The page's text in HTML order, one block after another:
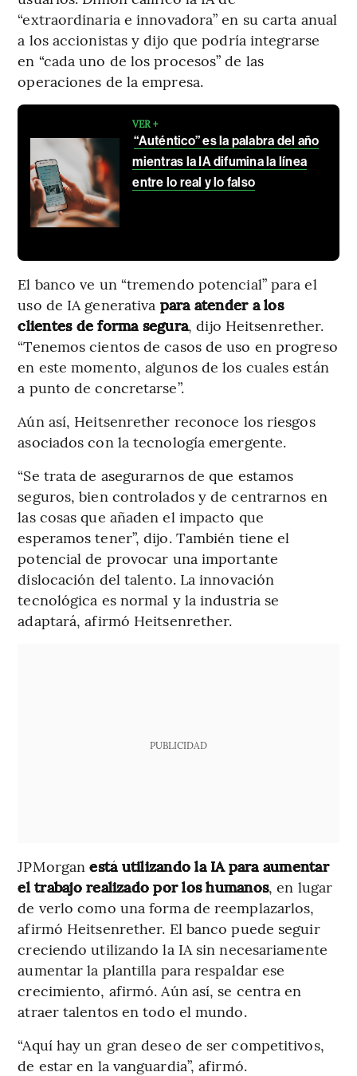
“extraordinaria e innovadora” en su carta anual
a los accionistas y dijo que podría integrarse
en “cada uno de los procesos” de las
operaciones de la empresa.
VER +
“Auténtico” es la palabra del año
mientras la IA difumina la línea
entre lo real y lo falso
El banco ve un “tremendo potencial” para el
uso de IA generativa para atender a los
clientes de forma segura, dijo Heitsenrether.
“Tenemos cientos de casos de uso en progreso
en este momento, algunos de los cuales están
a punto de concretarse”.
Aún así, Heitsenrether reconoce los riesgos
asociados con la tecnología emergente.
“Se trata de asegurarnos de que estamos
seguros, bien controlados y de centrarnos en
las cosas que añaden el impacto que
esperamos tener”, dijo. También tiene el
potencial de provocar una importante
dislocación del talento. La innovación
tecnológica es normal y la industria se
adaptará, afirmó Heitsenrether.
PUBLICIDAD
JPMorgan está utilizando la IA para aumentar
el trabajo realizado por los humanos, en lugar
de verlo como una forma de reemplazarlos,
afirmó Heitsenrether. El banco puede seguir
creciendo utilizando la IA sin necesariamente
aumentar la plantilla para respaldar ese
crecimiento, afirmó. Aún así, se centra en
atraer talentos en todo el mundo.
“Aquí hay un gran deseo de ser competitivos,
de estar en la vanguardia”, afirmó.